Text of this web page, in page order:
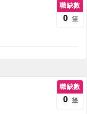
職缺數
0 筆
職缺數
0 筆